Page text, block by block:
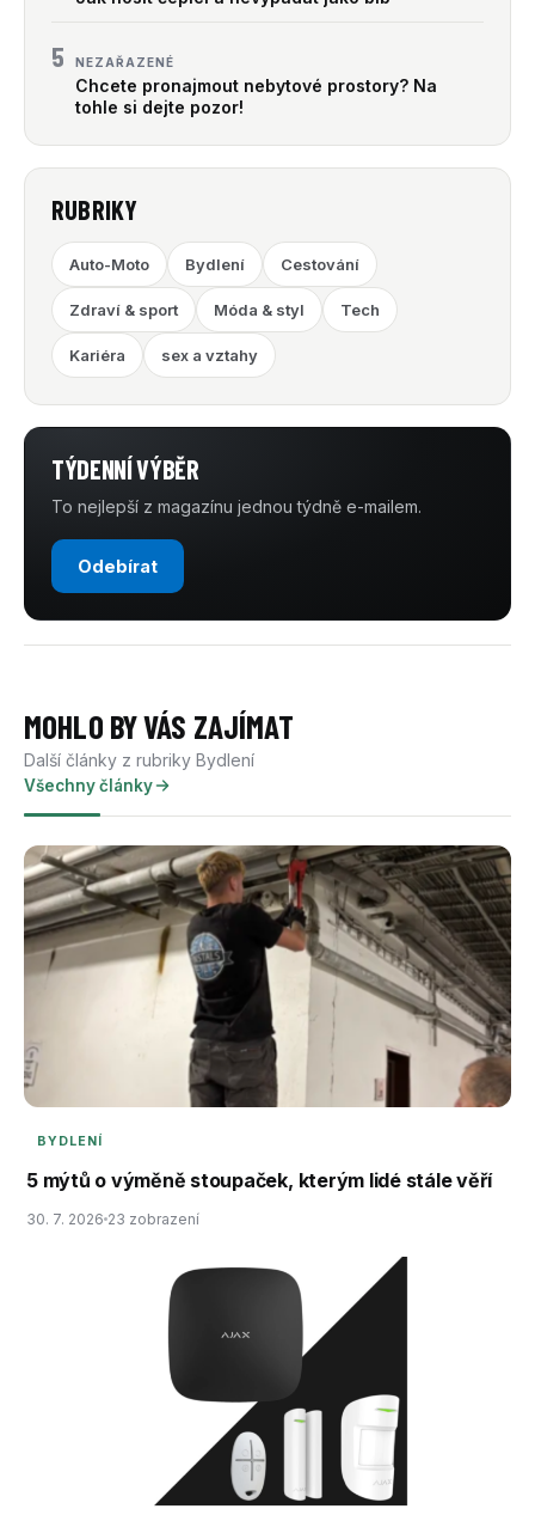
5 NEZAŘAZENÉ
Chcete pronajmout nebytové prostory? Na
tohle si dejte pozor!
RUBRIKY
Auto-Moto Bydlení Cestování
Zdraví & sport Móda & styl Tech
Kariéra sex a vztahy
TÝDENNÍ VÝBĚR
To nejlepší z magazínu jednou týdně e-mailem.
Odebírat
MOHLO BY VÁS ZAJÍMAT
Další články z rubriky Bydlení
Všechny články
BYDLENÍ
5 mýtů o výměně stoupaček, kterým lidé stále věří
30. 7. 2026 23 zobrazení